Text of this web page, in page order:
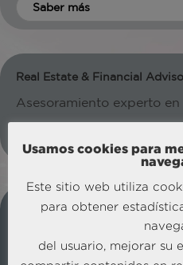
Saber más
Real Estate & Financial
Asesoramiento experto en
Strategic Business Consulting
Soluciones a medida que
datos y tecnología.
Usamos cookies para
Este sitio web utiliza
para obtener
del usuario, mejorar su